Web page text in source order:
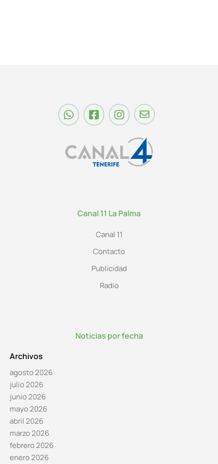
Canal 11 La Palma
Canal 11
Contacto
Publicidad
Radio
Noticias por fecha
Archivos
agosto 2026
julio 2026
junio 2026
mayo 2026
abril 2026
marzo 2026
febrero 2026
enero 2026